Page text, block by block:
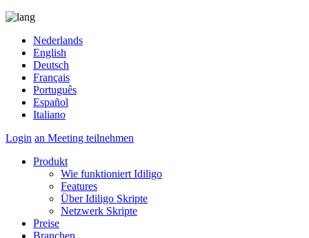
Nederlands
English
Deutsch
Français
Português
Español
Italiano
Login an Meeting teilnehmen
Produkt
Wie funktioniert Idiligo
Features
Über Idiligo Skripte
Netzwerk Skripte
Preise
Branchen